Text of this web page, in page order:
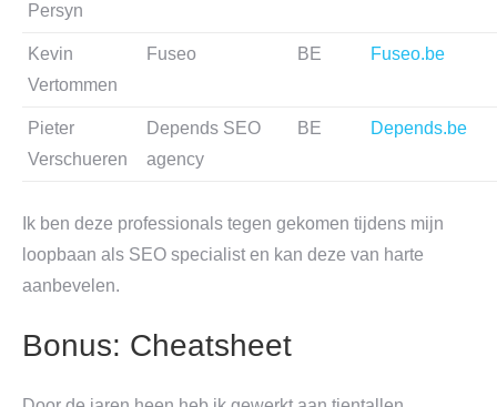
Persyn
Kevin
Vertommen
Fuseo BE Fuseo.be
Pieter
Verschueren
Depends SEO
agency
BE Depends.be
Ik ben deze professionals tegen gekomen tijdens mijn
loopbaan als SEO specialist en kan deze van harte
aanbevelen.
Bonus: Cheatsheet